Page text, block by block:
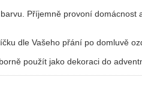
Příjemně provoní domácnost
dle Vašeho přání po domluvě
použít jako dekoraci do